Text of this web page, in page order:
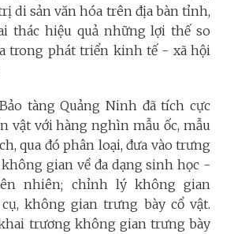
di sản văn hóa trên địa bàn tỉnh,
thác hiệu quả những lợi thế so
trong phát triển kinh tế - xã hội
tàng Quảng Ninh đã tích cực
vật với hàng nghìn mẫu ốc, mẫu
qua đó phân loại, đưa vào trưng
gian về đa dạng sinh học -
nhiên; chỉnh lý không gian
không gian trưng bày cổ vật.
trương không gian trưng bày